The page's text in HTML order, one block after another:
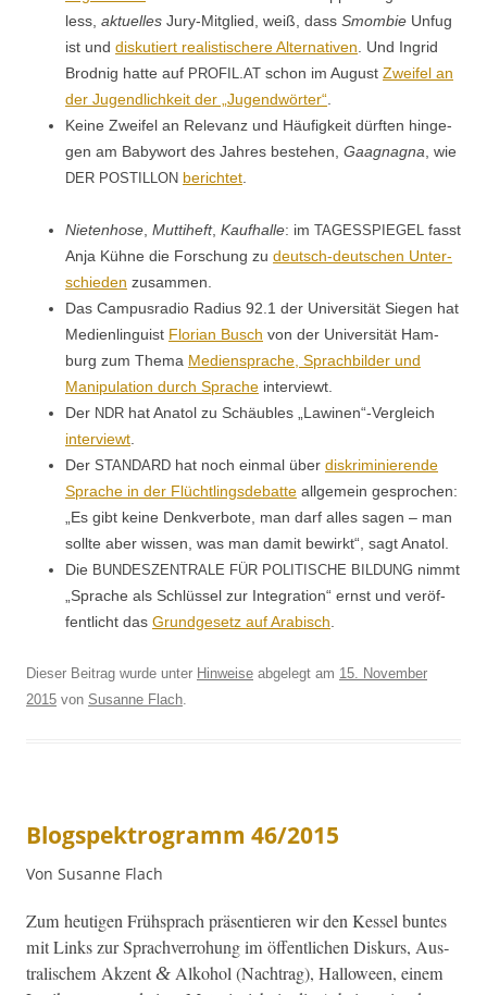
less, aktuelles Jury-Mit­glied, weiß, dass Smom­bie Unfug
ist und disku­tiert real­is­tis­chere Alter­na­tiv­en . Und Ingrid
Brod­nig hat­te auf PROFIL AT schon im August Zweifel an
der Jugendlichkeit der „Jugend­wörter“
Keine Zweifel an Rel­e­vanz und Häu­figkeit dürften hinge­
gen am Baby­wort des Jahres beste­hen, Gaag­nagna , wie
DER POSTILLON berichtet
Nieten­hose Mut­ti­heft, Kaufhalle: im TAGESSPIEGEL fasst
Anja Kühne die Forschung zu deutsch-deutschen Unter­
schieden zusammen.
Das Cam­pus­ra­dio Radius 92.1 der Uni­ver­sität Siegen hat
Medi­en­lin­guist Flo­ri­an Busch von der Uni­ver­sität Ham­
burg zum The­ma Medi­en­sprache, Sprach­bilder und
Manip­u­la­tion durch Sprache interviewt.
Der NDR hat Ana­tol zu Schäubles „Lawinen“-Vergleich
inter­viewt
Der STANDARD hat noch ein­mal über diskri­m­inierende
Sprache in der Flüchtlings­de­bat­te all­ge­mein gesprochen:
„Es gibt keine Denkver­bote, man darf alles sagen – man
sollte aber wis­sen, was man damit bewirkt“, sagt Anatol.
Die BUNDESZENTRALE FÜR POLITISCHE BILDUNG nimmt
„Sprache als Schlüs­sel zur Inte­gra­tion“ ernst und veröf­
fentlicht das Grundge­setz auf Ara­bisch
Dieser Beitrag wurde unter Hinweise abgelegt am 15. November
2015 von Susanne Flach
Blogspektrogramm 46/2015
Von Susanne Flach
Zum heuti­gen Früh­sprach präsen­tieren wir den Kessel buntes
mit Links zur Sprachver­ro­hung im öffentlichen Diskurs, Aus­
tralis­chem Akzent& Alko­hol (Nach­trag), Hal­loween, einem